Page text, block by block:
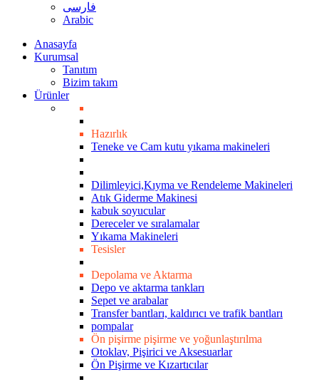
فارسی
Arabic
Anasayfa
Kurumsal
Tanıtım
Bizim takım
Ürünler
Hazırlık
Teneke ve Cam kutu yıkama makineleri
Dilimleyici,Kıyma ve Rendeleme Makineleri
Atık Giderme Makinesi
kabuk soyucular
Dereceler ve sıralamalar
Yıkama Makineleri
Tesisler
Depolama ve Aktarma
Depo ve aktarma tankları
Sepet ve arabalar
Transfer bantları, kaldırıcı ve trafik bantları
pompalar
Ön pişirme pişirme ve yoğunlaştırılma
Otoklav, Pişirici ve Aksesuarlar
Ön Pişirme ve Kızartıcılar